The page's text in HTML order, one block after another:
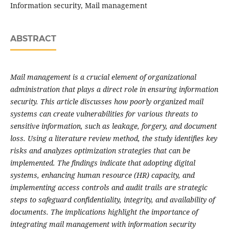
Information security, Mail management
ABSTRACT
Mail management is a crucial element of organizational
administration that plays a direct role in ensuring information
security. This article discusses how poorly organized mail
systems can create vulnerabilities for various threats to
sensitive information, such as leakage, forgery, and document
loss. Using a literature review method, the study identifies key
risks and analyzes optimization strategies that can be
implemented. The findings indicate that adopting digital
systems, enhancing human resource (HR) capacity, and
implementing access controls and audit trails are strategic
steps to safeguard confidentiality, integrity, and availability of
documents. The implications highlight the importance of
integrating mail management with information security